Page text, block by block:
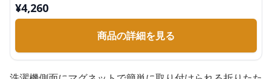
¥4,260
商品の詳細を見る